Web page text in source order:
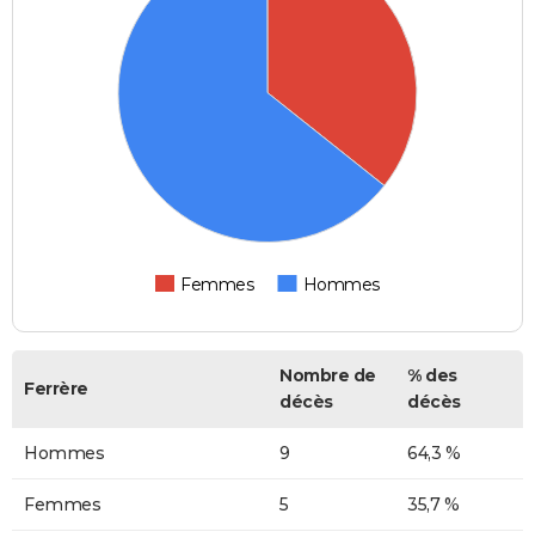
Femmes Hommes
Ferrère
Nombre de
décès
% des
décès
Hommes 9 64,3 %
Femmes 5 35,7 %